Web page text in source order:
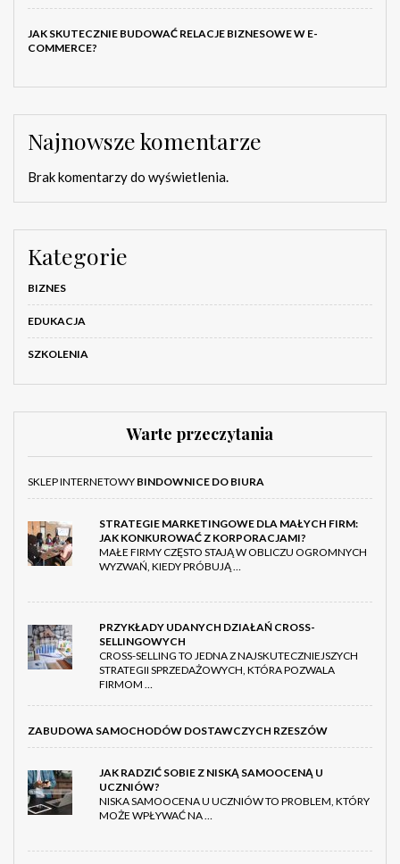
JAK SKUTECZNIE BUDOWAĆ RELACJE BIZNESOWE W E-
COMMERCE?
Najnowsze komentarze
Brak komentarzy do wyświetlenia.
Kategorie
BIZNES
EDUKACJA
SZKOLENIA
Warte przeczytania
SKLEP INTERNETOWY BINDOWNICE DO BIURA
STRATEGIE MARKETINGOWE DLA MAŁYCH FIRM:
JAK KONKUROWAĆ Z KORPORACJAMI?
MAŁE FIRMY CZĘSTO STAJĄ W OBLICZU OGROMNYCH
WYZWAŃ, KIEDY PRÓBUJĄ …
PRZYKŁADY UDANYCH DZIAŁAŃ CROSS-
SELLINGOWYCH
CROSS-SELLING TO JEDNA Z NAJSKUTECZNIEJSZYCH
STRATEGII SPRZEDAŻOWYCH, KTÓRA POZWALA
FIRMOM …
ZABUDOWA SAMOCHODÓW DOSTAWCZYCH RZESZÓW
JAK RADZIĆ SOBIE Z NISKĄ SAMOOCENĄ U
UCZNIÓW?
NISKA SAMOOCENA U UCZNIÓW TO PROBLEM, KTÓRY
MOŻE WPŁYWAĆ NA …